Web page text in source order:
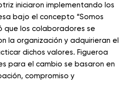
iniciaron implementando los
bajo el concepto “Somos
que los colaboradores se
la organización y adquirieran el
dichos valores. Figueroa
para el cambio se basaron en
compromiso y